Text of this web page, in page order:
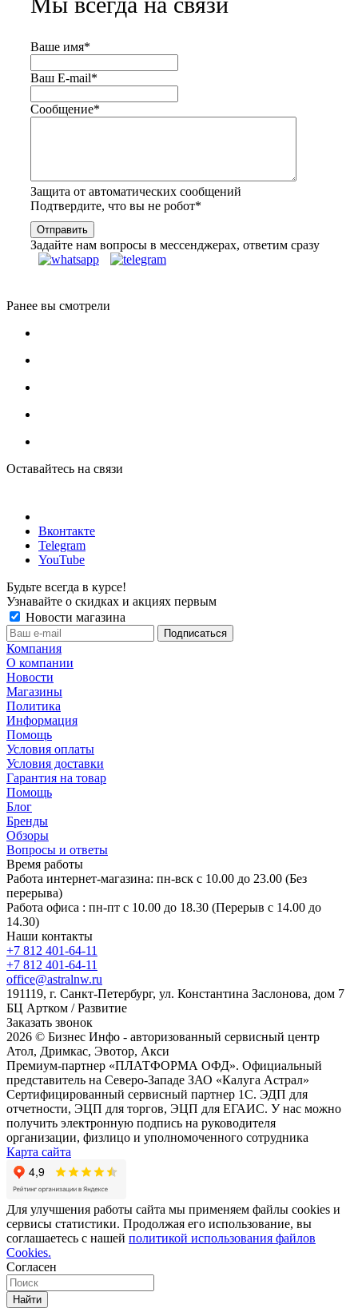
Ваше имя*
Ваш E-mail*
Сообщение*
Защита от автоматических сообщений
Подтвердите, что вы не робот*
Задайте нам вопросы в мессенджерах, ответим сразу
Ранее вы смотрели
Оставайтесь на связи
Вконтакте
Telegram
YouTube
Будьте всегда в курсе!
Узнавайте о скидках и акциях первым
Новости магазина
Компания
О компании
Новости
Магазины
Политика
Информация
Помощь
Условия оплаты
Условия доставки
Гарантия на товар
Помощь
Блог
Бренды
Обзоры
Вопросы и ответы
Время работы
Работа интернет-магазина: пн-вск с 10.00 до 23.00 (Без
перерыва)
Работа офиса : пн-пт с 10.00 до 18.30 (Перерыв с 14.00 до
14.30)
Наши контакты
+7 812 401-64-11
+7 812 401-64-11
office@astralnw.ru
191119, г. Санкт-Петербург, ул. Константина Заслонова, дом 7
БЦ Артком / Развитие
Заказать звонок
2026 © Бизнес Инфо - авторизованный сервисный центр
Атол, Дримкас, Эвотор, Акси
Премиум-партнер «ПЛАТФОРМА ОФД». Официальный
представитель на Северо-Западе ЗАО «Калуга Астрал»
Сертифицированный сервисный партнер 1C. ЭДП для
отчетности, ЭЦП для торгов, ЭЦП для ЕГАИС. У нас можно
получить электронную подпись на руководителя
организации, физлицо и уполномоченного сотрудника
Карта сайта
Для улучшения работы сайта мы применяем файлы cookies и
сервисы статистики. Продолжая его использование, вы
соглашаетесь с нашей политикой использования файлов
Cookies.
Согласен
Найти